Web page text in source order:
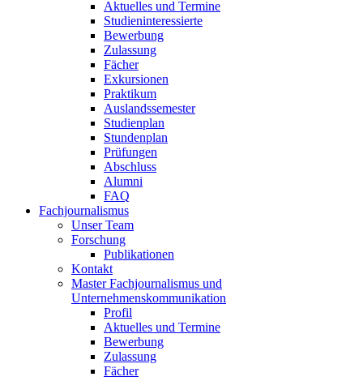
Aktuelles und Termine
Studieninteressierte
Bewerbung
Zulassung
Fächer
Exkursionen
Praktikum
Auslandssemester
Studienplan
Stundenplan
Prüfungen
Abschluss
Alumni
FAQ
Fachjournalismus
Unser Team
Forschung
Publikationen
Kontakt
Master Fachjournalismus und
Unternehmenskommunikation
Profil
Aktuelles und Termine
Bewerbung
Zulassung
Fächer